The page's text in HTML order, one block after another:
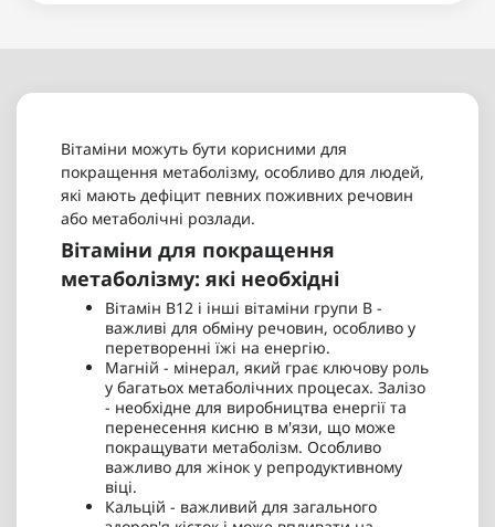
335 грн
Біотин Puritan's Pride Biotin 10,000 mcg 100
Вишня екстракт Puritan's Pride Black Cherry
Extract 1000 mg 100 капсул - 615 грн
Puritan's Pride Berberine, Turmeric & BioPerine®
Black Pepper 60 капсул - 745 грн
Вітаміни можуть бути корисними для
покращення метаболізму, особливо для людей,
які мають дефіцит певних поживних речовин
або метаболічні розлади.
Вітаміни для покращення
метаболізму: які необхідні
Вітамін B12 і інші вітаміни групи B -
важливі для обміну речовин, особливо у
перетворенні їжі на енергію.
Магній - мінерал, який грає ключову роль
у багатьох метаболічних процесах. Залізо
- необхідне для виробництва енергії та
перенесення кисню в м'язи, що може
покращувати метаболізм. Особливо
важливо для жінок у репродуктивному
віці.
Кальцій - важливий для загального